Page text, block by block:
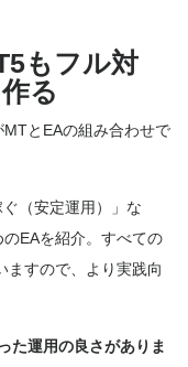
もフル対
る
とEAの組み合わせで
（安定運用）」な
EAを紹介。すべての
ますので、より実践向
た運用の良さがありま